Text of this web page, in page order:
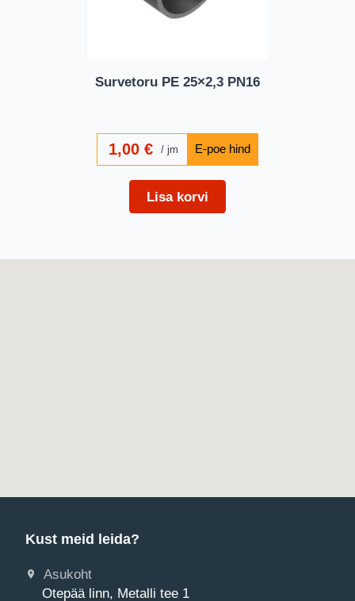
Survetoru PE 25×2,3 PN16
1,00 € jm
Lisa korvi
Kust meid leida?
Asukoht
Otepää linn, Metalli tee 1